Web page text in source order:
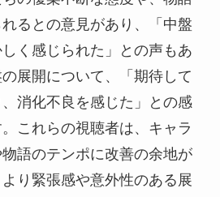
るとの意見があり、「中盤
く感じられた」との声もあ
展開について、「期待して
消化不良を感じた」との感
これらの視聴者は、キャラ
語のテンポに改善の余地が
り緊張感や意外性のある展